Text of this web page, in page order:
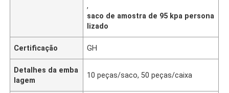
,
saco de amostra de 95 kpa persona
lizado
Certificação GH
Detalhes da emba
lagem
10 peças/saco, 50 peças/caixa